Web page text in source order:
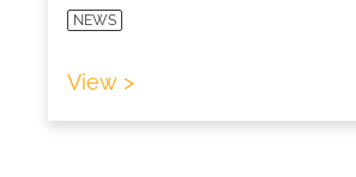
NEWS
View >